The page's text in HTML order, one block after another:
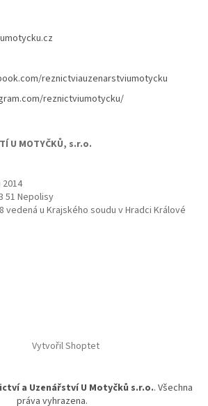
reznictviauzenarstviumotycku
reznictviumotycku/
U MOTYČKŮ, s.r.o.
51 Nepolisy
vedená u Krajského soudu v Hradci Králové
Vytvořil Shoptet
a Uzenářství U Motyčků s.r.o.. Všechna
práva vyhrazena.